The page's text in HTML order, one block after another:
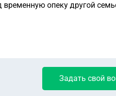
Задать свой